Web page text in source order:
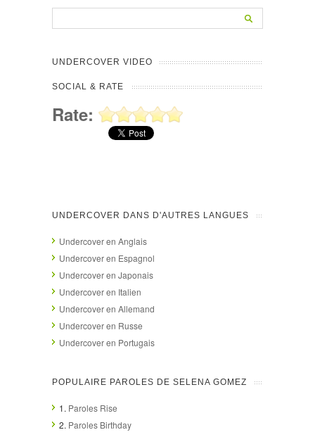
UNDERCOVER VIDEO
SOCIAL & RATE
Rate:
UNDERCOVER DANS D'AUTRES LANGUES
Undercover en Anglais
Undercover en Espagnol
Undercover en Japonais
Undercover en Italien
Undercover en Allemand
Undercover en Russe
Undercover en Portugais
POPULAIRE PAROLES DE SELENA GOMEZ
1. Paroles Rise
2. Paroles Birthday